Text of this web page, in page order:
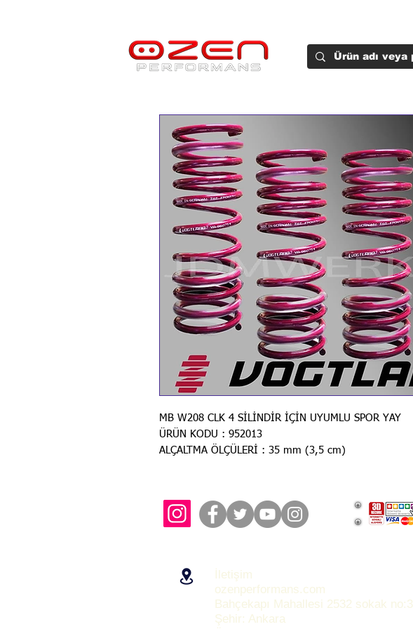
MB W208 CLK 4 SİLİNDİR İÇİN UYUMLU SPOR YAY
ÜRÜN KODU : 952013
ALÇALTMA ÖLÇÜLERİ : 35 mm (3,5 cm)
İletişim
ozenperformans.com
Bahçekapı Mahallesi 2532 sokak no:3
Şehir: Ankara